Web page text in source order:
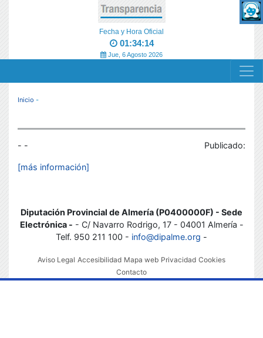
Fecha y Hora Oficial
01:34:14
Jue, 6 Agosto 2026
MENÚ RESPONSIVE
Inicio -
- - Publicado:
[más información]
Diputación Provincial de Almería (P0400000F) - Sede
Electrónica - - C/ Navarro Rodrigo, 17 - 04001 Almería -
Telf. 950 211 100 - info@dipalme.org -
Aviso Legal Accesibilidad Mapa web Privacidad Cookies
Contacto